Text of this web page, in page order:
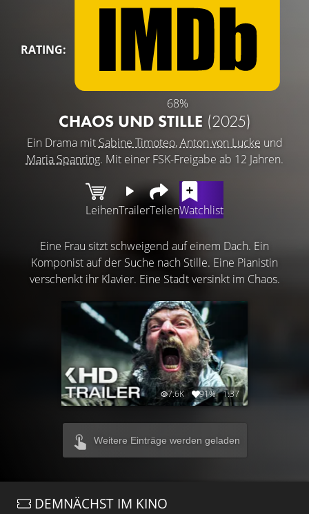
RATING:
68%
CHAOS UND STILLE (2025)
Ein Drama mit Sabine Timoteo,Anton von Lucke und
Maria Spanring. Mit einer FSK-Freigabe ab 12 Jahren.
LeihenTrailerTeilenWatchlist
Eine Frau sitzt schweigend auf einem Dach. Ein
Komponist auf der Suche nach Stille. Eine Pianistin
verschenkt ihr Klavier. Eine Stadt versinkt im Chaos.
7.6K 91% 1:37
Weitere Einträge werden geladen
DEMNÄCHST IM KINO